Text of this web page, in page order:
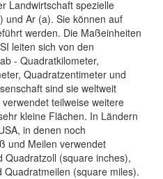
Landwirtschaft spezielle
und Ar (a). Sie können auf
werden. Die Maßeinheiten
leiten sich von den
- Quadratkilometer,
Quadratzentimeter und
sind sie weltweit
teilweise weitere
kleine Flächen. In Ländern
in denen noch
und Meilen verwendet
(square inches),
(square miles).